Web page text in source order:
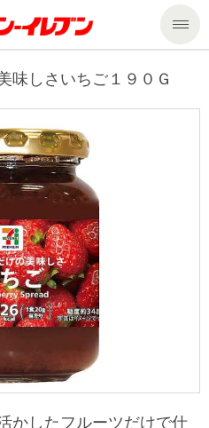
ップ
しさいちご１９０Ｇ
かしたフルーツだけで仕